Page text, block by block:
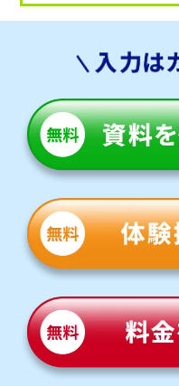
人気のコース
②県立高校入試対策
トライは学校から約
す。授業がない日
す。
定期テスト対策
数学（教科書：東京
教科書・ワークか
やテスト勉強の量
時間をかけられる
英語（教科書：東京
教科書・ワークか
やテスト勉強の量で
ムは単に暗記する